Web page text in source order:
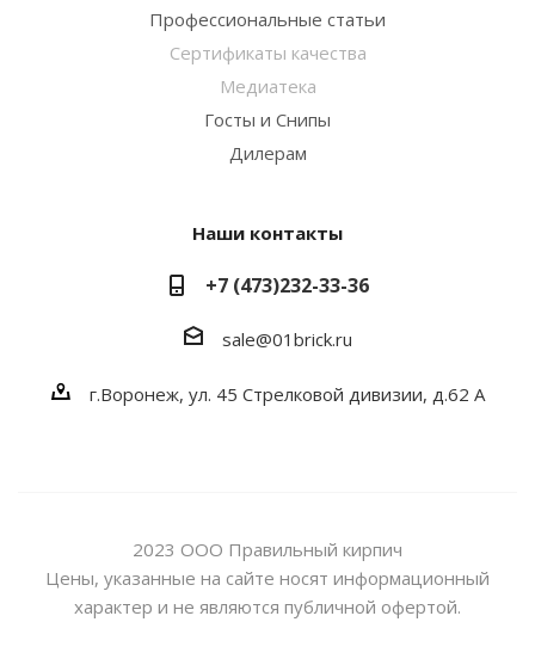
Профессиональные статьи
Сертификаты качества
Медиатека
Госты и Снипы
Дилерам
Наши контакты
+7 (473)232-33-36
sale@01brick.ru
г.Воронеж, ул. 45 Стрелковой дивизии, д.62 А
2023 ООО Правильный кирпич
Цены, указанные на сайте носят информационный
характер и не являются публичной офертой.